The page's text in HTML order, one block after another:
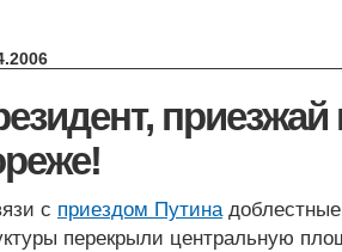
приезжай
с приездом Путинадоблестные
перекрыли центральную